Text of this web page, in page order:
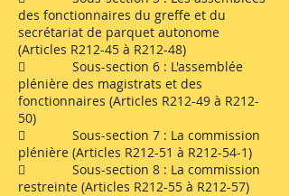
des fonctionnaires du greffe et du
secrétariat de parquet autonome
(Articles R212-45 à R212-48)
 Sous-section 6 : L'assemblée
plénière des magistrats et des
fonctionnaires (Articles R212-49 à R212-
50)
 Sous-section 7 : La commission
plénière (Articles R212-51 à R212-54-1)
 Sous-section 8 : La commission
restreinte (Articles R212-55 à R212-57)